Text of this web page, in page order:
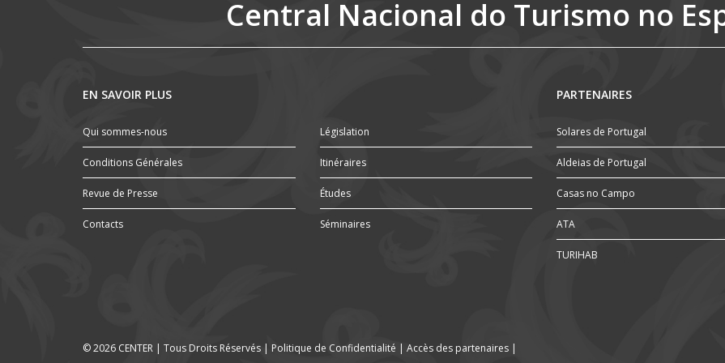
Central Nacional do Turismo no
EN SAVOIR PLUS
Qui sommes-nous
Conditions Générales
Revue de Presse
Contacts
Législation
Itinéraires
Études
Séminaires
PARTENAIRES
Solares de Portugal
Aldeias de Portugal
Casas no Campo
ATA
TURIHAB
© 2026 CENTER | Tous Droits Réservés | Politique de Confidentialité | Accès des partenaires |